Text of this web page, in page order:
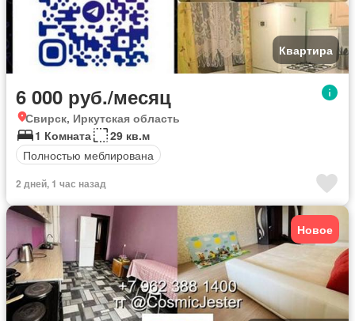
Квартира
6 000 руб./месяц
Свирск, Иркутская область
1 Комната
29 кв.м
Полностью меблирована
2 дней, 1 час назад
Новое